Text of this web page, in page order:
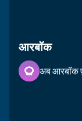
आरबॉक
अब आरबॉक